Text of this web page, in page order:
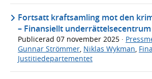
Fortsatt kraftsamling mot den
– Finansiellt
Publicerad 07 november 2025 ·
Gunnar Strömmer, Niklas Wykman,
Justitiedepartementet